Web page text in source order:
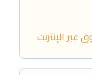
عبر الإنترنت